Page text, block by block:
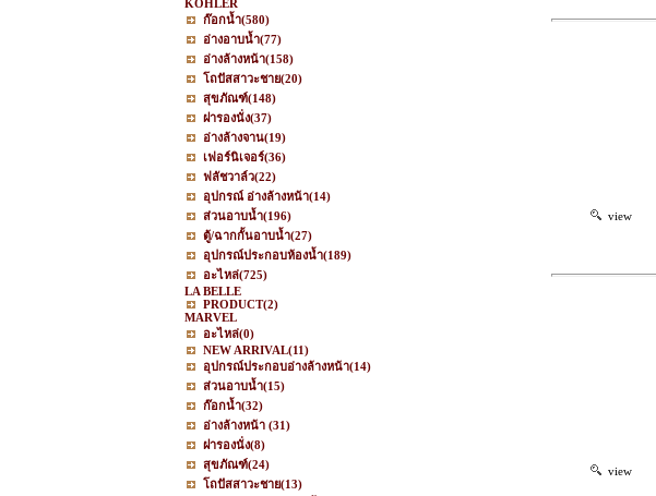
KOHLER
ก๊อกน้ำ(580)
อ่างอาบน้ำ(77)
อ่างล้างหน้า(158)
โถปัสสาวะชาย(20)
สุขภัณฑ์(148)
ฝารองนั่ง(37)
อ่างล้างจาน(19)
เฟอร์นิเจอร์(36)
ฟลัชวาล์ว(22)
อุปกรณ์ อ่างล้างหน้า(14)
ส่วนอาบน้ำ(196)
ตู้/ฉากกั้นอาบน้ำ(27)
อุปกรณ์ประกอบห้องน้ำ(189)
อะไหล่(725)
LA BELLE
PRODUCT(2)
MARVEL
อะไหล่(0)
NEW ARRIVAL(11)
อุปกรณ์ประกอบอ่างล้างหน้า(14)
ส่วนอาบน้ำ(15)
ก๊อกน้ำ(32)
อ่างล้างหน้า (31)
ฝารองนั่ง(8)
สุขภัณฑ์(24)
โถปัสสาวะชาย(13)
view
view